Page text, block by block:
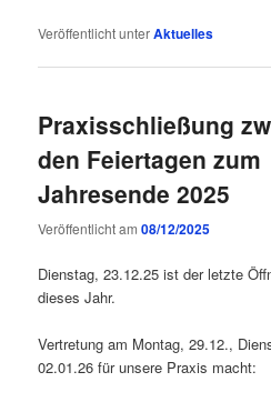
Veröffentlicht unterAktuelles
Praxisschließung
den Feiertagen zum
Jahresende 2025
Veröffentlicht am08/12/2025
Dienstag, 23.12.25 ist der letzte
dieses Jahr.
Vertretung am Montag, 29.12.,
02.01.26 für unsere Praxis macht: